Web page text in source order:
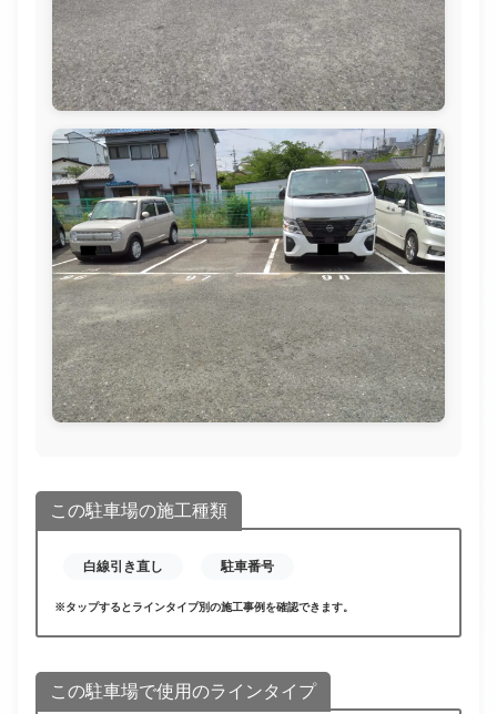
この駐車場の施工種類
白線引き直し 駐車番号
※タップするとラインタイプ別の施工事例を確認できます。
この駐車場で使用のラインタイプ